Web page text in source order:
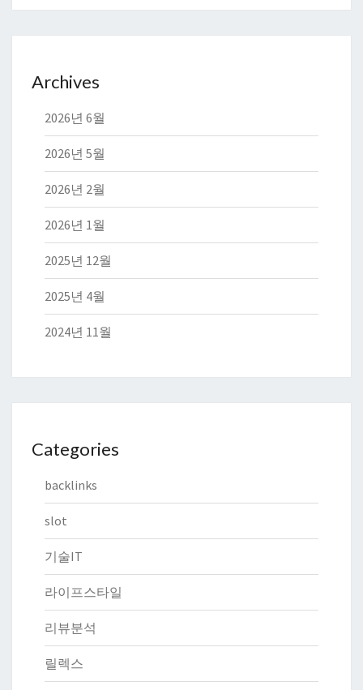
Archives
2026년 6월
2026년 5월
2026년 2월
2026년 1월
2025년 12월
2025년 4월
2024년 11월
Categories
backlinks
slot
기술IT
라이프스타일
리뷰분석
릴렉스